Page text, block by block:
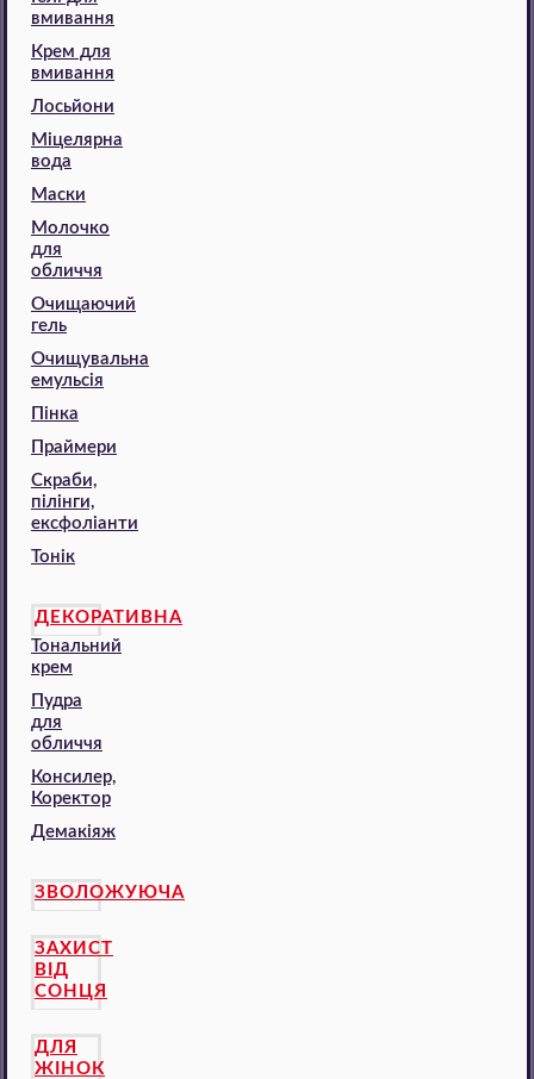
вмивання
Крем для
вмивання
Лосьйони
Міцелярна
вода
Маски
Молочко
для
обличчя
Очищаючий
гель
Очищувальна
емульсія
Пінка
Праймери
Скраби,
пілінги,
ексфоліанти
Тонік
ДЕКОРАТИВНА
Тональний
крем
Пудра
для
обличчя
Консилер,
Коректор
Демакіяж
ЗВОЛОЖУЮЧА
ЗАХИСТ
ВІД
СОНЦЯ
ДЛЯ
ЖІНОК